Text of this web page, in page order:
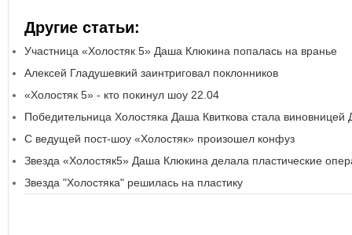
Другие статьи:
Участница «Холостяк 5» Даша Клюкина попалась на вранье
Алексей Гладушевкий заинтриговал поклонников
«Холостяк 5» - кто покинул шоу 22.04
Победительница Холостяка Даша Квиткова стала виновницей
С ведущей пост-шоу «Холостяк» произошел конфуз
Звезда «Холостяк5» Даша Клюкина делала пластические
Звезда "Холостяка" решилась на пластику